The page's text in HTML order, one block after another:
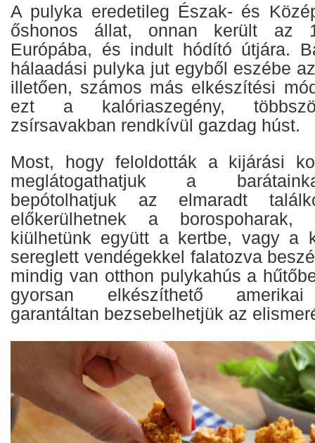
A pulyka eredetileg Észak- és
őshonos állat, onnan került az
Európába, és indult hódító útjára.
hálaadási pulyka jut egyből eszébe
illetően, számos más elkészítési
ezt a kalóriaszegény,
zsírsavakban rendkívül gazdag húst.
Most, hogy feloldották a kijárási
meglátogathatjuk a
bepótolhatjuk az elmaradt
előkerülhetnek a borospoharak,
kiülhetünk együtt a kertbe, vagy a
sereglett vendégekkel falatozva
mindig van otthon pulykahús a
gyorsan elkészíthető amerikai
garantáltan bezsebelhetjük az